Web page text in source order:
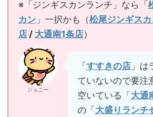
※「ジンギスカンランチ」なら「
カン 」一択かも（松尾ジンギス
店/ 大通南1条店）
ジョニー
「 すすきの店 」は
ていないので要注
空いている「 大通
の「 大盛りランチ